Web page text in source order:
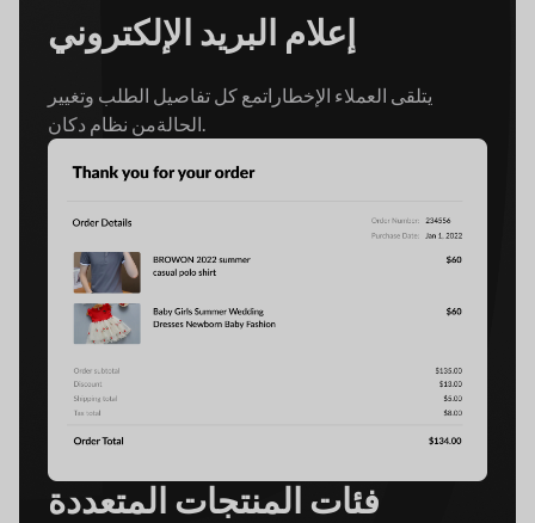
إعلام البريد الإلكتروني
يتلقى العملاء الإخطاراتمع كل تفاصيل الطلب وتغيير
الحالةمن نظام دكان.
فئات المنتجات المتعددة